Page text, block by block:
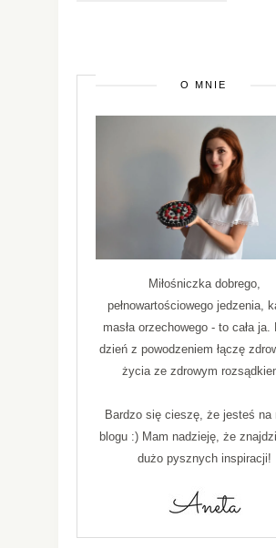
O MNIE
Miłośniczka dobrego,
pełnowartościowego jedzenia,
masła orzechowego - to cała ja.
dzień z powodzeniem łączę
życia ze zdrowym
Bardzo się cieszę, że jesteś na
blogu :) Mam nadzieję, że
dużo pysznych inspiracji!